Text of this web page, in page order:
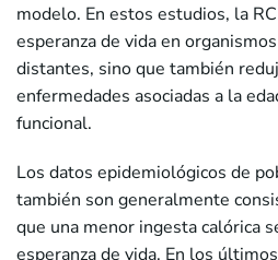
modelo. En estos estudios, la
esperanza de vida en
distantes, sino que también
enfermedades asociadas a la
funcional.
Los datos epidemiológicos de
también son generalmente
que una menor ingesta calórica
esperanza de vida. En los